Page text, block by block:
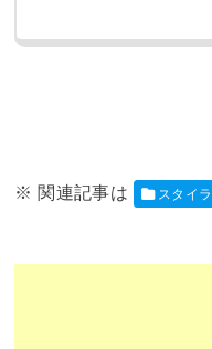
スタイ